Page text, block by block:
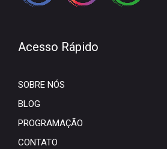
Acesso Rápido
SOBRE NÓS
BLOG
PROGRAMAÇÃO
CONTATO